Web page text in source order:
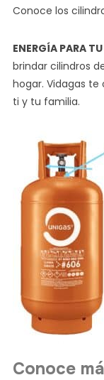
Conoce los
ENERGÍA PARA
brindar cilindros
hogar. Vidagas
ti y tu familia.
Conoce